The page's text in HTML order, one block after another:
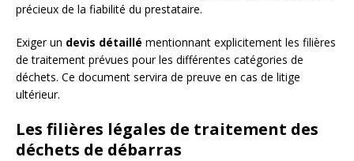
précieux de la fiabilité du prestataire.
Exiger un devis détaillé mentionnant explicitement les filières
de traitement prévues pour les différentes catégories de
déchets. Ce document servira de preuve en cas de litige
ultérieur.
Les filières légales de traitement des
déchets de débarras